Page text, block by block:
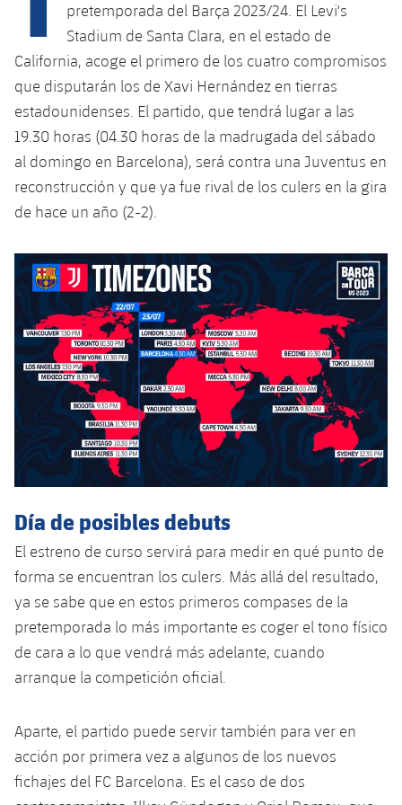
plusicon
más
Instalaciones
Spotify Camp Nou
Palau Blaugrana
Estadi Johan Cruyff
Barça Cafe
Ciutat Esportiva
La Masia
plusicon
más
Servicios
Servicios Médicos
Accesibilidad
plusicon
más
Acreditaciones
Instalaciones
SUB13
SUB12
SUB11 B
SUB10 A
SUB10 B
SUB9 A
SUB9 B
SUB8 A
SUB8 B
SUB13 B
SUB12 C
SUB11 C
Entradas
Gameday Shows
Resultados
Clasificación
Fotos
Historia
Palmarés
Base
Barça Atlètic
Junior
Cadete A
Cadete B
Infantil B
Mini
Campus Verano
PLUSICON
MÁS
Primer Equipo
plusicon
más
Actualidad
Calendario
Resultados
Clasificaciones
Jugadores
Fotos
Historia
Palmarés
Barça Atlètic
plusicon
más
Actualidad
Resultados
Clasificaciones
Jugadores
Fotos
plusicon
más
Actualidad
Juvenil
Cadete A
Cadete B
Infantil A
Infantil B
PLUSICON
MÁS
Primer equipo
plusicon
más
Actualidad
Calendario
Entradas
Resultados
Clasificaciones
Jugadors
Fotos
Palmarés
Barça Atlètic
plusicon
más
Actualidad
Calendario
Resultados
Jugadores
Clasificaciones
Base
plusicon
más
Actualidad
Juvenil
Cadete
Infantil
Alevín
Campus Verano
PLUSICON
MÁS
Primer equipo
plusicon
más
Calendario
Entradas
Resultados
Clasificaciones
Barça Atlètic
plusicon
más
Calendario
Resultados
Jugadores
Base
plusicon
más
Actualidad
Barça C
Junior
Campus Verano
PLUSICON
MÁS
Información general
plusicon
más
pretemporada del Barça 2023/24. El Levi's
Stadium de Santa Clara, en el estado de
California, acoge el primero de los cuatro compromisos
que disputarán los de Xavi Hernández en tierras
estadounidenses. El partido, que tendrá lugar a las
19.30 horas (04.30 horas de la madrugada del sábado
al domingo en Barcelona), será contra una Juventus en
reconstrucción y que ya fue rival de los culers en la gira
de hace un año (2-2).
Día de posibles debuts
El estreno de curso servirá para medir en qué punto de
forma se encuentran los culers. Más allá del resultado,
ya se sabe que en estos primeros compases de la
pretemporada lo más importante es coger el tono físico
de cara a lo que vendrá más adelante, cuando
arranque la competición oficial.
Aparte, el partido puede servir también para ver en
acción por primera vez a algunos de los nuevos
fichajes del FC Barcelona. Es el caso de dos